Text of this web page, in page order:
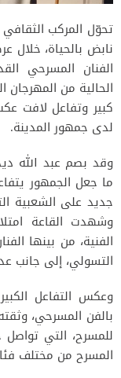
تحوّل المركب
نابض بالحياة، خلال
الفنان المسرحي
الحالية من
كبير وتفاعل لافت
لدى جمهور المدينة.
وقد بصم عبد الله
ما جعل الجمهور
جديد على الشعبية
وشهدت القاعة
الفنية، من بينها
التسولي، إلى جانب
وعكس التفاعل
بالفن المسرحي،
للمسرح، التي
المسرح من مختلف